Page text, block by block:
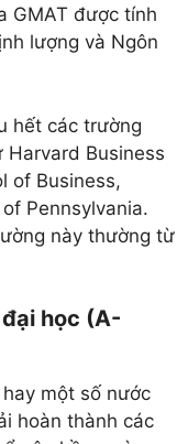
GMAT được tính
lượng và Ngôn
hết các trường
Business
of Business,
Pennsylvania.
này thường từ
học (A-
một số nước
hoàn thành các